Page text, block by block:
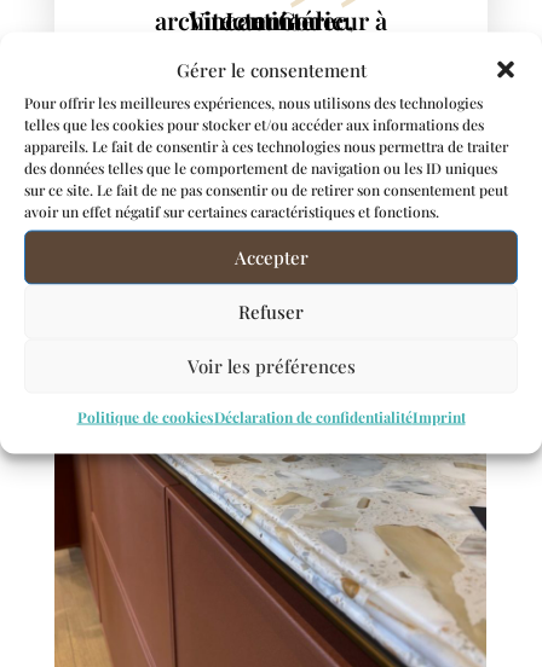
Gérer le consentement
Pour offrir les meilleures expériences, nous utilisons des technologies
telles que les cookies pour stocker et/ou accéder aux informations des
appareils. Le fait de consentir à ces technologies nous permettra de traiter
des données telles que le comportement de navigation ou les ID uniques
sur ce site. Le fait de ne pas consentir ou de retirer son consentement peut
avoir un effet négatif sur certaines caractéristiques et fonctions.
Accepter
Refuser
Voir les préférences
Politique de cookiesDéclaration de confidentialitéImprint
Vincent Godec, architecte intérieur à Lannion